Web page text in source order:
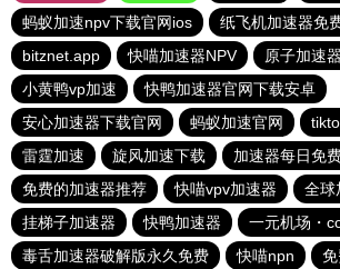
蚂蚁加速npv下载官网ios
纸飞机加速器免
bitznet.app
快喵加速器NPV
原子加速
小黄鸭vp加速
快鸭加速器官网下载安卓
安心加速器下载官网
蚂蚁加速官网
雷霆加速
旋风加速下载
加速器每日免
免费的加速器推荐
快喵vpv加速器
全球
挂梯子加速器
快鸭加速器
一元机场・
毒舌加速器破解版永久免费
快喵npn